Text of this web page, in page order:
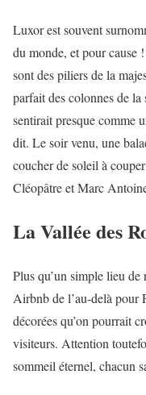
Luxor est souvent
du monde, et pour cause
sont des piliers de la
parfait des colonnes de
sentirait presque comme
dit. Le soir venu, une
coucher de soleil à
Cléopâtre et Marc
La Vallée des
Plus qu’un simple lieu de
Airbnb de l’au-delà pour
décorées qu’on pourrait
visiteurs. Attention
sommeil éternel, chacun